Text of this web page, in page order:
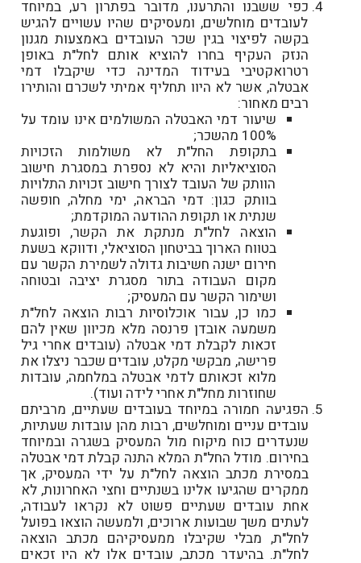
כפי ששבנו והתרענו, מדובר בפתרון רע, במיוחד
לעובדים מוחלשים, ומעסיקים שהיו עשויים להגיש
בקשה לפיצוי בגין שכר העובדים באמצעות מגנון
הנזק העקיף בחרו להוציא אותם לחל"ת באופן
רטרואקטיבי בעידוד המדינה כדי שיקבלו דמי
אבטלה, אשר לא היוו תחליף אמיתי לשכרם והותירו
רבים מאחור:
שיעור דמי האבטלה המשולמים אינו עומד על
100% מהשכר;
בתקופת החל"ת לא משולמות הזכויות
הסוציאליות והיא לא נספרת במסגרת חישוב
הוותק של העובד לצורך חישוב זכויות התלויות
בוותק כגון: דמי הבראה, ימי מחלה, חופשה
שנתית או תקופת ההודעה המוקדמת;
הוצאה לחל"ת מנתקת את הקשר, ופוגעת
בטווח הארוך בביטחון הסוציאלי, ודווקא בשעת
חירום ישנה חשיבות גדולה לשמירת הקשר עם
מקום העבודה בתור מסגרת יציבה ובטוחה
ושימור הקשר עם המעסיק;
כמו כן, עבור אוכלוסיות רבות הוצאה לחל"ת
משמעה אובדן פרנסה מלא מכיוון שאין להם
זכאות לקבלת דמי אבטלה (עובדים אחרי גיל
פרישה, מבקשי מקלט, עובדים שכבר ניצלו את
מלוא זכאותם לדמי אבטלה במלחמה, עובדות
שחוזרות מחל"ת אחרי לידה ועוד).
הפגיעה חמורה במיוחד בעובדים שעתיים, מרביתם
עובדים עניים ומוחלשים, רבות מהן עובדות שעתיות,
שנעדרים כוח מיקוח מול המעסיק בשגרה ובמיוחד
בחירום. מודל החל"ת המלא התנה קבלת דמי אבטלה
במסירת מכתב הוצאה לחל"ת על ידי המעסיק, אך
ממקרים שהגיעו אלינו בשנתיים וחצי האחרונות, לא
אחת עובדים שעתיים פשוט לא נקראו לעבודה,
לעתים משך שבועות ארוכים, ולמעשה הוצאו בפועל
לחל"ת, מבלי שקיבלו ממעסיקיהם מכתב הוצאה
לחל"ת. בהיעדר מכתב, עובדים אלו לא היו זכאים